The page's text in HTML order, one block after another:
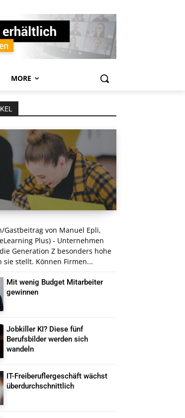
MORE
Gastbeitrag von Manuel Epli,
Plus) - Unternehmen
Generation Z besonders hohe
sie stellt. Können Firmen...
Mit wenig Budget Mitarbeiter
gewinnen
Jobkiller KI? Diese fünf
Berufsbilder werden sich
wandeln
IT-Freiberuflergeschäft wächst
überdurchschnittlich